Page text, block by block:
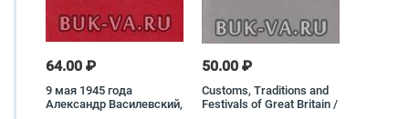
64.00 ₽
9 мая 1945 года
Александр Василевский,
50.00 ₽
Customs, Traditions and
Festivals of Great Britain /